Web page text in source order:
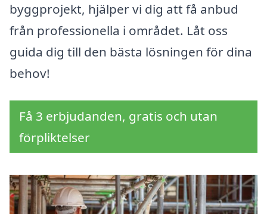
byggprojekt, hjälper vi dig att få anbud
från professionella i området. Låt oss
guida dig till den bästa lösningen för dina
behov!
Få 3 erbjudanden, gratis och utan
förpliktelser